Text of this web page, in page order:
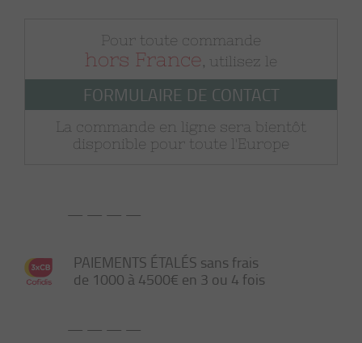
Pour toute commande
hors France , utilisez le
FORMULAIRE DE CONTACT
La commande en ligne sera bientôt
disponible pour toute l'Europe
— — — —
PAIEMENTS ÉTALÉS sans frais
de 1000 à 4500€ en 3 ou 4 fois
— — — —